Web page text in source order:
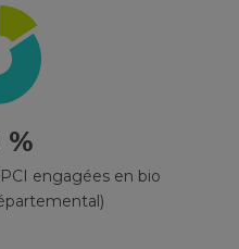
%
engagées en bio